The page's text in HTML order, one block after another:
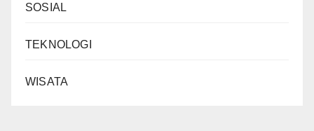
SOSIAL
TEKNOLOGI
WISATA